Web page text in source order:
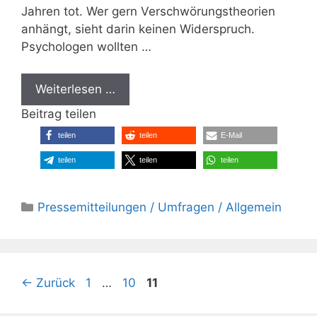
Jahren tot. Wer gern Verschwörungstheorien
anhängt, sieht darin keinen Widerspruch.
Psychologen wollten …
Weiterlesen …
Beitrag teilen
teilen teilen E-Mail
teilen teilen teilen
Kategorien
Pressemitteilungen / Umfragen / Allgemein
← Zurück Seite
1 … Seite
10 Seite
11